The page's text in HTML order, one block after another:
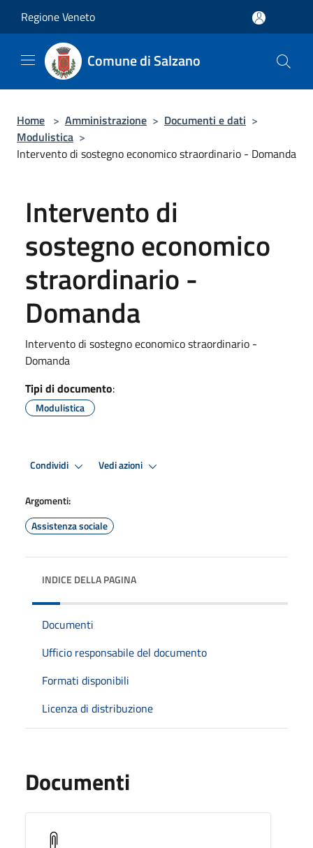
Regione Veneto
Comune di Salzano
Home > Amministrazione > Documenti e dati >
Modulistica >
Intervento di sostegno economico straordinario - Domanda
Intervento di
sostegno economico
straordinario -
Domanda
Intervento di sostegno economico straordinario -
Domanda
Tipi di documento:
Modulistica
Condividi Vedi azioni
Argomenti:
Assistenza sociale
INDICE DELLA PAGINA
Documenti
Ufficio responsabile del documento
Formati disponibili
Licenza di distribuzione
Documenti